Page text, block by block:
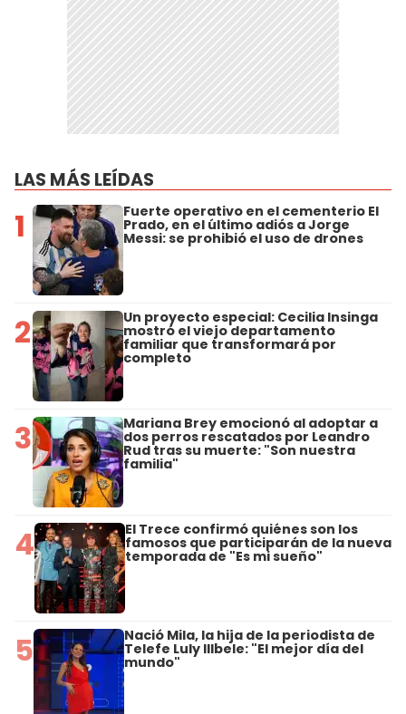
LAS MÁS LEÍDAS
1 Fuerte operativo en el cementerio El
Prado, en el último adiós a Jorge
Messi: se prohibió el uso de drones
2 Un proyecto especial: Cecilia Insinga
mostró el viejo departamento
familiar que transformará por
completo
3 Mariana Brey emocionó al adoptar a
dos perros rescatados por Leandro
Rud tras su muerte: "Son nuestra
familia"
4 El Trece confirmó quiénes son los
famosos que participarán de la nueva
temporada de "Es mi sueño"
5 Nació Mila, la hija de la periodista de
Telefe Luly Illbele: "El mejor día del
mundo"